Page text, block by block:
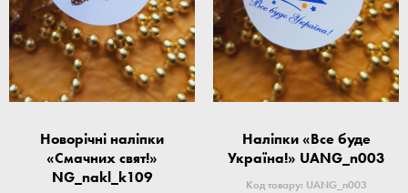
Новорічні наліпки
«Смачних свят!»
NG_nakl_k109
Наліпки «Все буде
Україна!» UANG_n003
Код товару: UANG_n003